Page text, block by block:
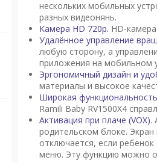
нескольких мобильных
разных видеонянь.
Камера HD 720p. HD-
Удалённое управление
любую сторону, а
приложения на мобильном
Эргономичный дизайн и
материалы и высокое
Широкая
Ramili Baby RV1500X4
Активация при плаче (VOX).
родительском блоке.
отключается, если
меню. Эту функцию можно